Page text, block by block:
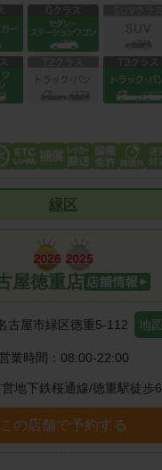
緑区
屋徳重店
古屋市緑区徳重5-112 地図
業時間： 08:00-22:00
地下鉄桜通線/徳重駅徒歩6
この店舗で予約する